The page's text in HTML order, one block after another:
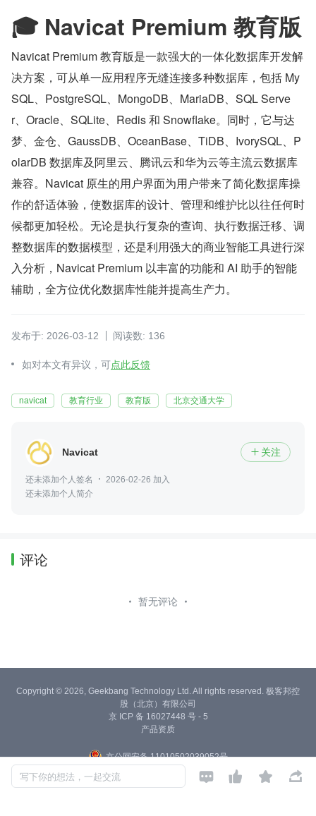
🎓 Navicat Premium 教育版
Navicat Premium 教育版是一款强大的一体化数据库开发解
决方案，可从单一应用程序无缝连接多种数据库，包括 My
SQL、PostgreSQL、MongoDB、MariaDB、SQL Serve
r、Oracle、SQLite、Redis 和 Snowflake。同时，它与达
梦、金仓、GaussDB、OceanBase、TiDB、IvorySQL、P
olarDB 数据库及阿里云、腾讯云和华为云等主流云数据库
兼容。Navicat 原生的用户界面为用户带来了简化数据库操
作的舒适体验，使数据库的设计、管理和维护比以往任何时
候都更加轻松。无论是执行复杂的查询、执行数据迁移、调
整数据库的数据模型，还是利用强大的商业智能工具进行深
入分析，Navicat Premium 以丰富的功能和 AI 助手的智能
辅助，全方位优化数据库性能并提高生产力。
发布于: 2026-03-12 阅读数: 136
如对本文有异议，可点此反馈
navicat 教育行业 教育版 北京交通大学
Navicat  关注
还未添加个人签名
2026-02-26 加入
还未添加个人简介
评论
暂无评论
写下你的想法，一起交流    
Copyright © 2026, Geekbang Technology Ltd. All rights reserved. 极客邦控
股（北京）有限公司
京 ICP 备 16027448 号 - 5
产品资质
京公网安备 11010502039052号